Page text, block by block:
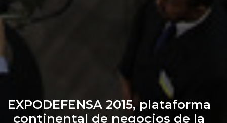
EXPODEFENSA 2015, plataforma
continental de negocios de la